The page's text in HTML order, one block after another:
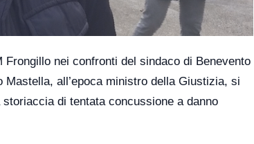
nei confronti del sindaco di Benevento
all’epoca ministro della Giustizia, si
di tentata concussione a danno